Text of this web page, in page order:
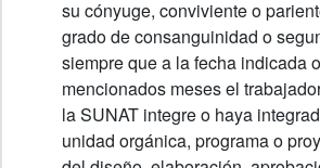
su cónyuge, conviviente o
grado de consanguinidad o
siempre que a la fecha indicada
mencionados meses el
la SUNAT integre o haya
unidad orgánica, programa o